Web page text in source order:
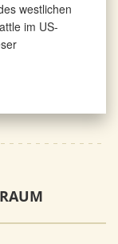
westlichen
im US-